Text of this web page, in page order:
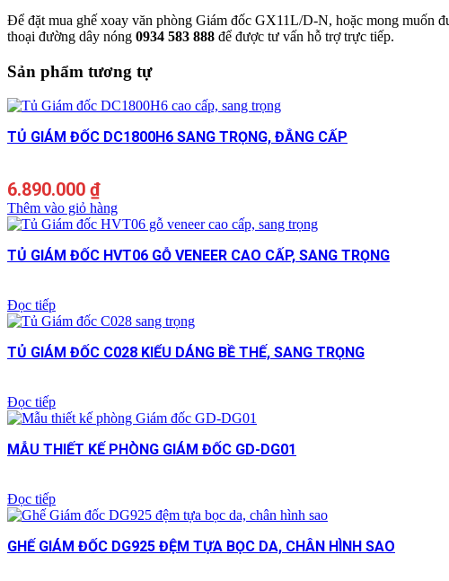
Để đặt mua ghế xoay văn phòng Giám đốc GX11L/D-N, hoặc mong muốn
thoại đường dây nóng 0934 583 888 để được tư vấn hỗ trợ trực tiếp.
Sản phẩm tương tự
TỦ GIÁM ĐỐC DC1800H6 SANG TRỌNG, ĐẲNG CẤP
6.890.000 ₫
Thêm vào giỏ hàng
TỦ GIÁM ĐỐC HVT06 GỖ VENEER CAO CẤP, SANG TRỌNG
Đọc tiếp
TỦ GIÁM ĐỐC C028 KIỂU DÁNG BỀ THẾ, SANG TRỌNG
Đọc tiếp
MẪU THIẾT KẾ PHÒNG GIÁM ĐỐC GD-DG01
Đọc tiếp
GHẾ GIÁM ĐỐC DG925 ĐỆM TỰA BỌC DA, CHÂN HÌNH SAO